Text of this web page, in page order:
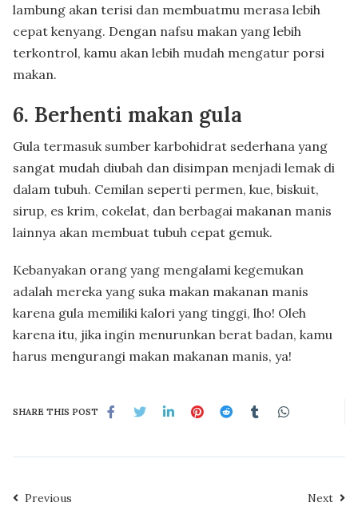
lambung akan terisi dan membuatmu merasa lebih
cepat kenyang. Dengan nafsu makan yang lebih
terkontrol, kamu akan lebih mudah mengatur porsi
makan.
6. Berhenti makan gula
Gula termasuk sumber karbohidrat sederhana yang
sangat mudah diubah dan disimpan menjadi lemak di
dalam tubuh. Cemilan seperti permen, kue, biskuit,
sirup, es krim, cokelat, dan berbagai makanan manis
lainnya akan membuat tubuh cepat gemuk.
Kebanyakan orang yang mengalami kegemukan
adalah mereka yang suka makan makanan manis
karena gula memiliki kalori yang tinggi, lho! Oleh
karena itu, jika ingin menurunkan berat badan, kamu
harus mengurangi makan makanan manis, ya!
SHARE THIS POST
Previous Next